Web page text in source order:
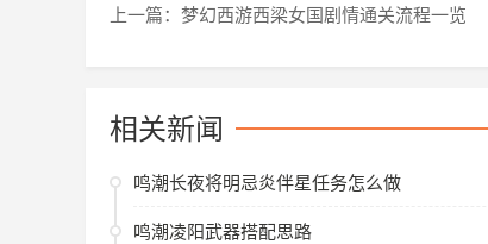
上一篇：梦幻西游西梁女国剧情通关流程一览
相关新闻
鸣潮长夜将明忌炎伴星任务怎么做
鸣潮凌阳武器搭配思路